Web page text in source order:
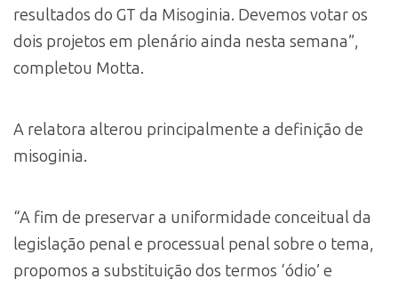
resultados do GT da Misoginia. Devemos votar os
dois projetos em plenário ainda nesta semana”,
completou Motta.
A relatora alterou principalmente a definição de
misoginia.
“A fim de preservar a uniformidade conceitual da
legislação penal e processual penal sobre o tema,
propomos a substituição dos termos ‘ódio’ e